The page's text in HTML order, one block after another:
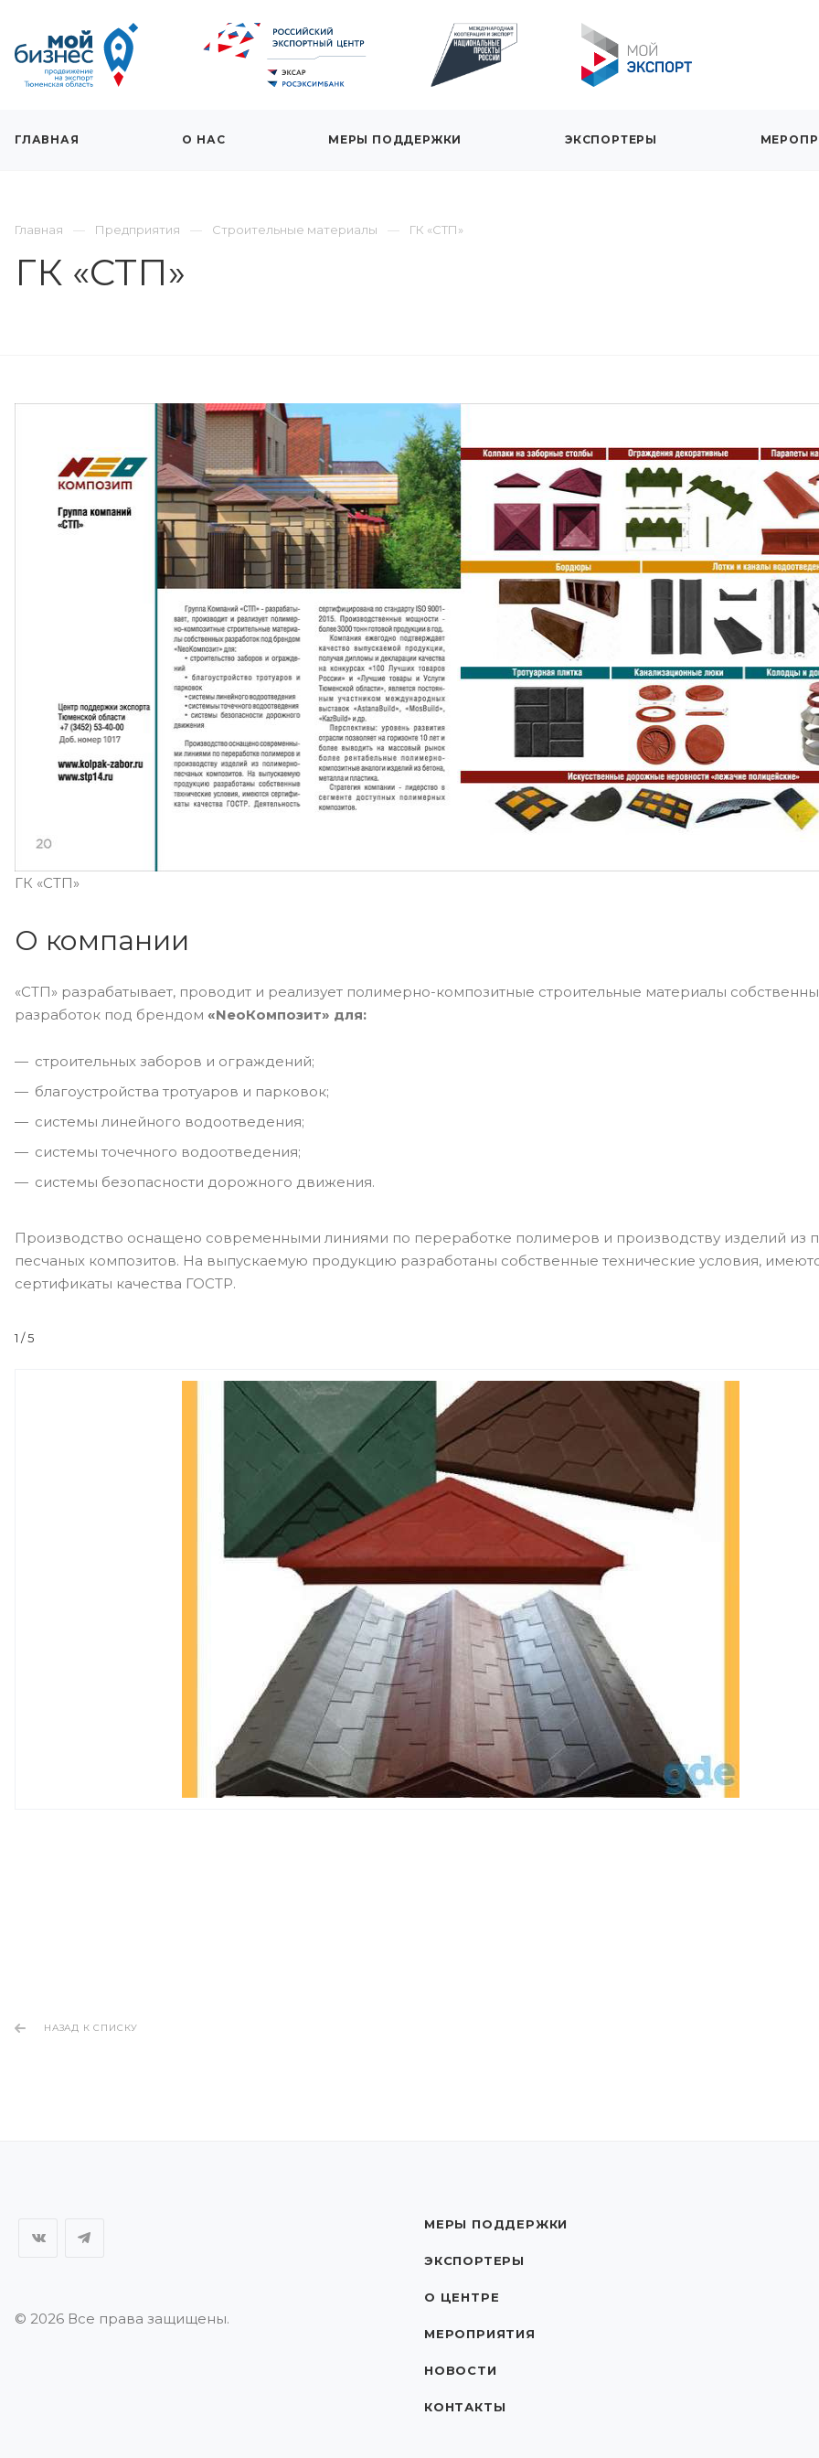
ГЛАВНАЯ О НАС МЕРЫ ПОДДЕРЖКИ ЭКСПОРТЕРЫ
Главная Предприятия Строительные материалы ГК «СТП»
ГК «СТП»
ГК «СТП»
О компании
«СТП» разрабатывает, проводит и реализует полимерно-композитные строительные материалы
разработок под брендом «NeoКомпозит» для:
строительных заборов и ограждений;
благоустройства тротуаров и парковок;
системы линейного водоотведения;
системы точечного водоотведения;
системы безопасности дорожного движения.
Производство оснащено современными линиями по переработке полимеров и производству изделий из
песчаных композитов. На выпускаемую продукцию разработаны собственные технические условия,
сертификаты качества ГОСТР.
1 / 5
НАЗАД К СПИСКУ
© 2026 Все права защищены.
МЕРЫ ПОДДЕРЖКИ
ЭКСПОРТЕРЫ
О ЦЕНТРЕ
МЕРОПРИЯТИЯ
НОВОСТИ
КОНТАКТЫ